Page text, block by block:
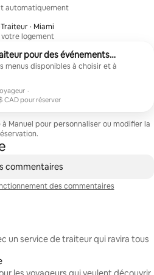
automatiquement
Traiteur · Miami
votre logement
pour des événements
menus disponibles à choisir et à
·
CAD pour réserver
à Manuel pour personnaliser ou modifier la
1 commentaire
pensée qui a
et s'est
Son souci du détail
Je recommande
à la recherche
premier ordre.
commentaires
des commentaires
un service de traiteur qui ravira tous